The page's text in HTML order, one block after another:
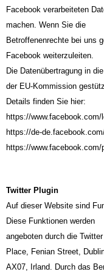
Facebook verarbeiteten
machen. Wenn Sie die
Betroffenenrechte bei uns
Facebook weiterzuleiten.
Die Datenübertragung in
der EU-Kommission
Details finden Sie hier:
https://
https://de-
https://www.facebook.com/
Twitter Plugin
Auf dieser Website sind
Diese Funktionen werden
angeboten durch die
Place, Fenian Street,
AX07, Irland. Durch das